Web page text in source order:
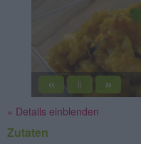
« || »
» Details einblenden
Zutaten